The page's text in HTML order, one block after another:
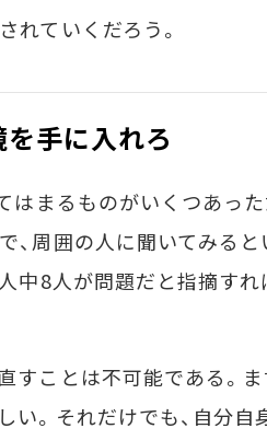
れていくだろう。
手に入れろ
はまるものがいくつあっ
、周囲の人に聞いてみる
中8人が問題だと指摘す
すことは不可能である。
い。それだけでも、自分